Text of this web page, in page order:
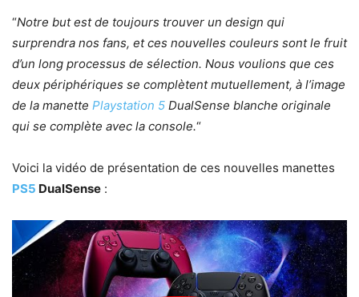
“Notre but est de toujours trouver un design qui
surprendra nos fans, et ces nouvelles couleurs sont le fruit
d’un long processus de sélection. Nous voulions que ces
deux périphériques se complètent mutuellement, à l’image
de la manette Playstation 5 DualSense blanche originale
qui se complète avec la console.“
Voici la vidéo de présentation de ces nouvelles manettes
PS5 DualSense :